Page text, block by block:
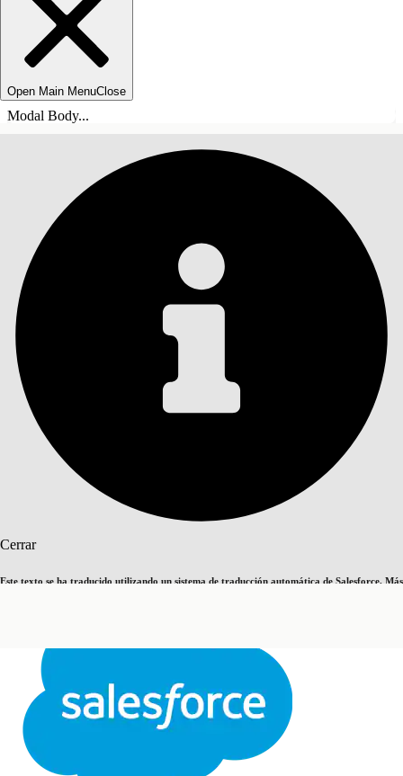
Open Main MenuClose
Modal Body...
Cerrar
Este texto se ha traducido utilizando un sistema de traducción automática de Salesforce. Más
Cerrar Cerrar
Índice de materias
ÍNDICE DE MATERIAS
Buscar